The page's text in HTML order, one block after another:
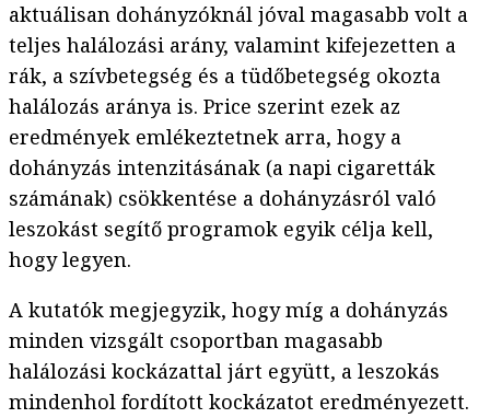
aktuálisan dohányzóknál jóval magasabb volt a
teljes halálozási arány, valamint kifejezetten a
rák, a szívbetegség és a tüdőbetegség okozta
halálozás aránya is. Price szerint ezek az
eredmények emlékeztetnek arra, hogy a
dohányzás intenzitásának (a napi cigaretták
számának) csökkentése a dohányzásról való
leszokást segítő programok egyik célja kell,
hogy legyen.
A kutatók megjegyzik, hogy míg a dohányzás
minden vizsgált csoportban magasabb
halálozási kockázattal járt együtt, a leszokás
mindenhol fordított kockázatot eredményezett.